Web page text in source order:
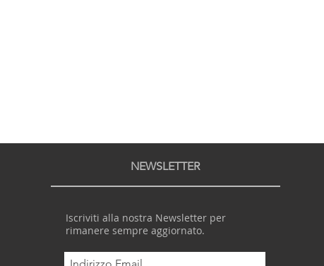
NEWSLETTER
Iscriviti alla nostra Newsletter per
rimanere sempre aggiornato.